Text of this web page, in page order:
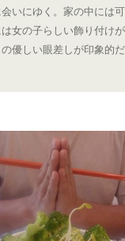
いにゆく。家の中には
女の子らしい飾り付け
優しい眼差しが印象的